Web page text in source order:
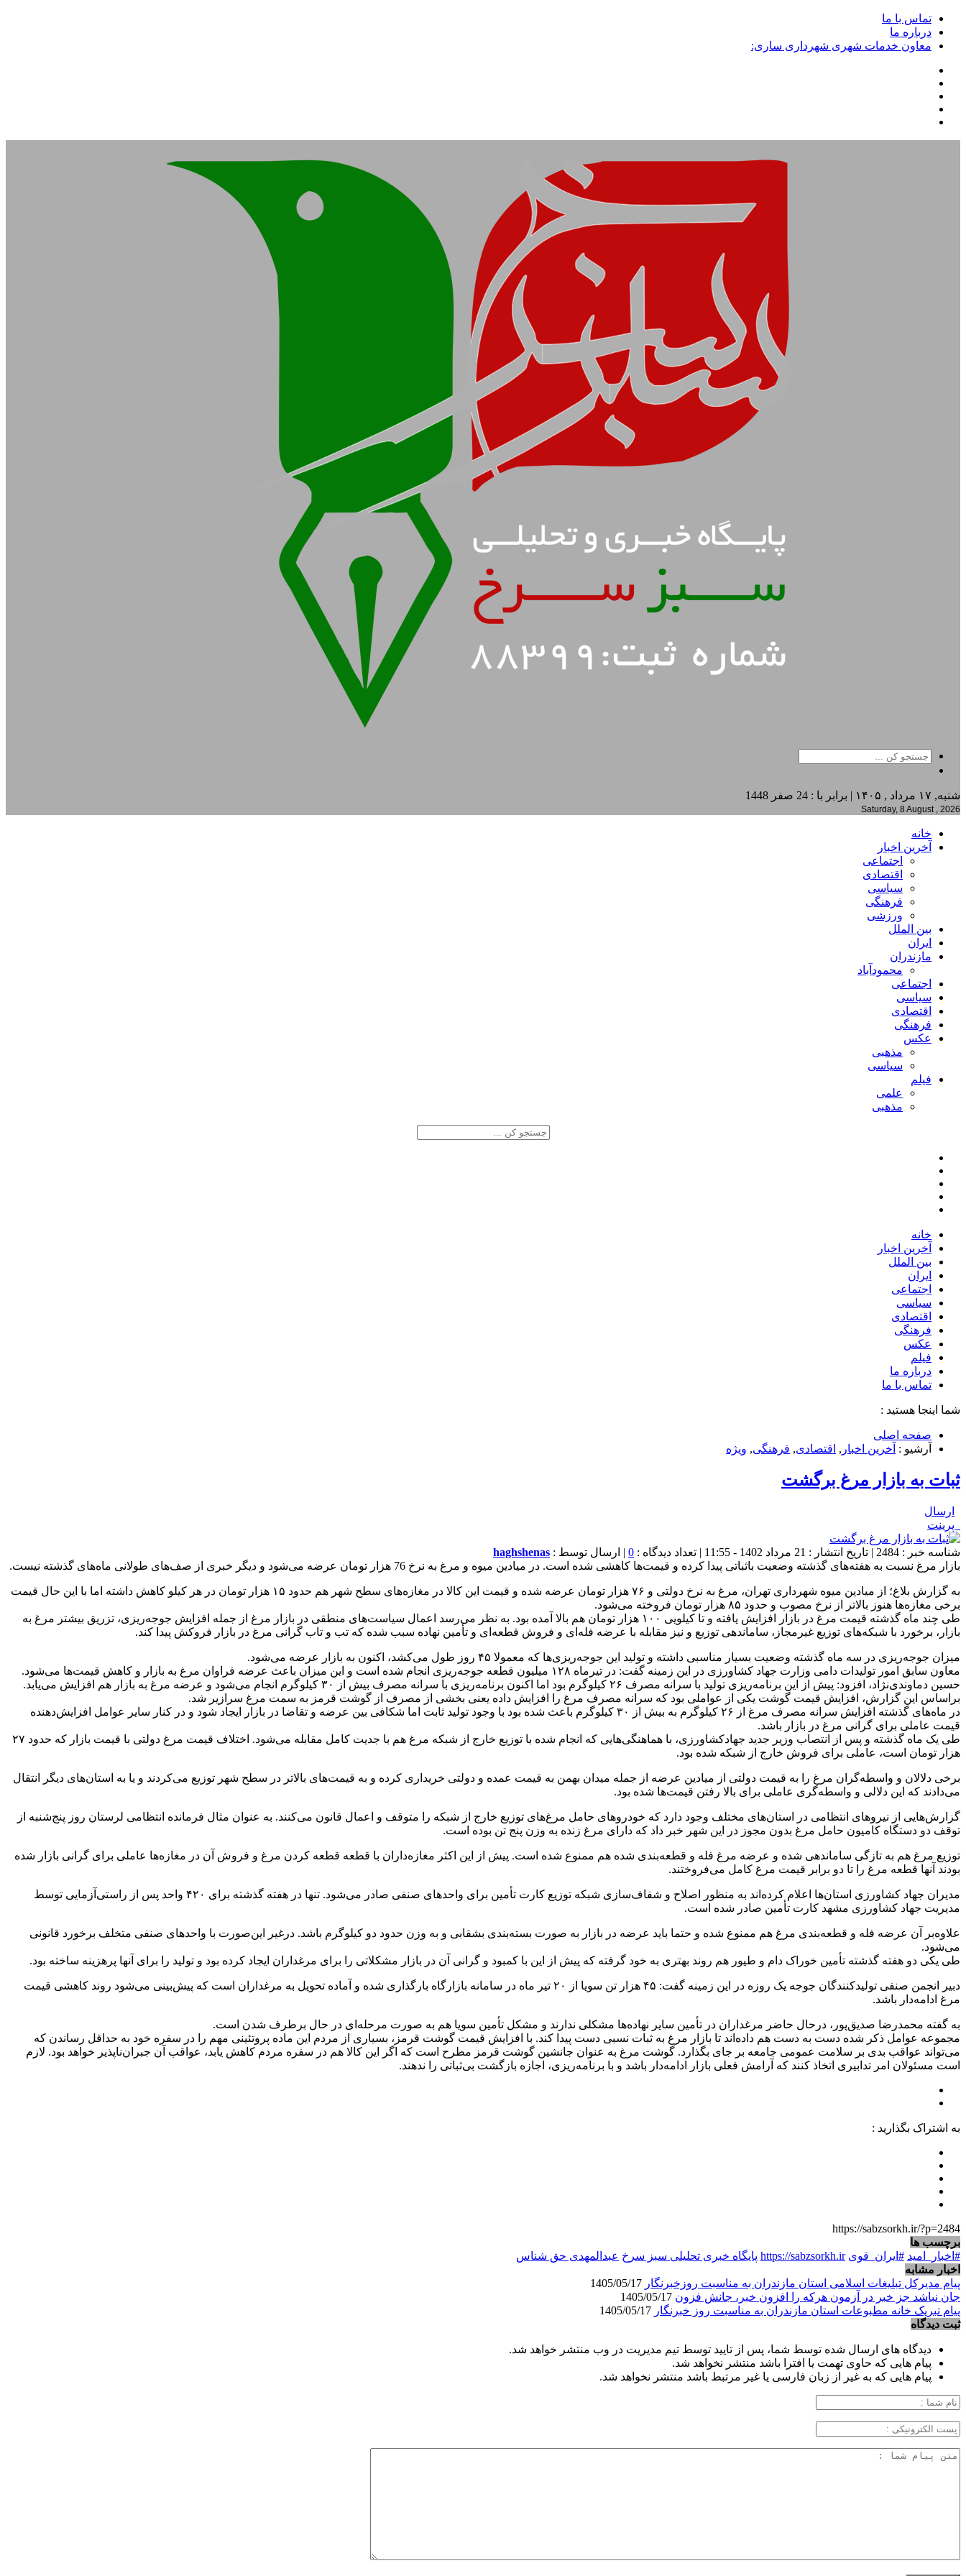
تماس با ما
درباره ما
معاون خدمات شهری شهرداری ساری:
شنبه, ۱۷ مرداد , ۱۴۰۵ | برابر با : 24 صفر 1448
Saturday, 8 August , 2026
خانه
آخرین اخبار
اجتماعی
اقتصادی
سیاسی
فرهنگی
ورزشی
بین الملل
ایران
مازندران
محمودآباد
اجتماعی
سیاسی
اقتصادی
فرهنگی
عکس
مذهبی
سیاسی
فیلم
علمی
مذهبی
خانه
آخرین اخبار
بین الملل
ایران
اجتماعی
سیاسی
اقتصادی
فرهنگی
عکس
فیلم
درباره ما
تماس با ما
شما اینجا هستید :
صفحه اصلی
آرشیو : آخرین اخبار , اقتصادی, فرهنگی, ویژه
ثبات به بازار مرغ برگشت
ارسال
پرینت
شناسه خبر : 2484 | تاریخ انتشار : 21 مرداد 1402 - 11:55 | تعداد دیدگاه : 0 | ارسال توسط : haghshenas
بازار مرغ نسبت به هفته‌های گذشته وضعیت باثباتی پیدا کرده و قیمت‌ها کاهشی شده است. در میادین میوه و مرغ به نرخ 76 هزار تومان عرضه می‌شود و دیگر خبری از صف‌های طولانی ماه‌های گذشته نیست.
به گزارش بلاغ؛ از میادین میوه شهرداری تهران، مرغ به نرخ دولتی و ۷۶ هزار تومان عرضه شده و قیمت این کالا در مغازه‌های سطح شهر هم حدود ۱۵ هزار تومان در هر کیلو کاهش داشته اما با این حال قیمت
برخی مغازه‌ها هنوز بالاتر از نرخ مصوب و حدود ۸۵ هزار تومان فروخته می‌شود.
طی چند ماه گذشته قیمت مرغ در بازار افزایش یافته و تا کیلویی ۱۰۰ هزار تومان هم بالا آمده بود. به نظر می‌رسد اعمال سیاست‌های منطقی در بازار مرغ از جمله افزایش جوجه‌ریزی، تزریق بیشتر مرغ به
بازار، برخورد با شبکه‌های توزیع غیرمجاز، ساماندهی توزیع و نیز مقابله با عرضه فله‌ای و فروش قطعه‌ای و تأمین نهاده سبب شده که تب و تاب گرانی مرغ در بازار فروکش پیدا کند.
میزان جوجه‌ریزی در سه ماه گذشته وضعیت بسیار مناسبی داشته و تولید این جوجه‌ریزی‌ها که معمولا ۴۵ روز طول می‌کشد، اکنون به بازار عرضه می‌شود.
معاون سابق امور تولیدات دامی وزارت جهاد کشاورزی در این زمینه گفت: در تیرماه ۱۲۸ میلیون قطعه جوجه‌ریزی انجام شده است و این میزان باعث عرضه فراوان مرغ به بازار و کاهش قیمت‌ها می‌شود.
حسین دماوندی‌نژاد، افزود: پیش از این برنامه‌ریزی تولید با سرانه مصرف ۲۶ کیلوگرم بود اما اکنون برنامه‌ریزی با سرانه مصرف بیش از ۳۰ کیلوگرم انجام می‌شود و عرضه مرغ به بازار هم افزایش می‌یابد.
براساس این گزارش، افزایش قیمت گوشت یکی از عواملی بود که سرانه مصرف مرغ را افزایش داده یعنی بخشی از مصرف از گوشت قرمز به سمت مرغ سرازیر شد.
در ماه‌های گذشته افزایش سرانه مصرف مرغ از ۲۶ کیلوگرم به بیش از ۳۰ کیلوگرم باعث شده بود با وجود تولید ثابت اما شکافی بین عرضه و تقاضا در بازار ایجاد شود و در کنار سایر عوامل افزایش‌دهنده
قیمت عاملی برای گرانی مرغ در بازار باشد.
طی یک ماه گذشته و پس از انتصاب وزیر جدید جهاد‌کشاورزی، با هماهنگی‌هایی که انجام شده با توزیع خارج از شبکه مرغ هم با جدیت کامل مقابله می‌شود. اختلاف قیمت مرغ دولتی با قیمت بازار که حدود ۲۷
هزار تومان است، عاملی برای فروش خارج از شبکه شده بود.
برخی دلالان و واسطه‌گران مرغ را به قیمت دولتی از میادین عرضه از جمله میدان بهمن به قیمت عمده و دولتی خریداری کرده و به قیمت‌های بالاتر در سطح شهر توزیع می‌کردند و یا به استان‌های دیگر انتقال
می‌دادند که این دلالی و واسطه‌گری عاملی برای بالا رفتن قیمت‌ها شده بود.
گزارش‌هایی از نیروهای انتظامی در استان‌های مختلف وجود دارد که خودروهای حامل مرغ‌های توزیع خارج از شبکه را متوقف و اعمال قانون می‌کنند. به عنوان مثال فرمانده انتظامی لرستان روز پنج‌شنبه از
توقف دو دستگاه کامیون حامل مرغ بدون مجوز در این شهر خبر داد که دارای مرغ زنده به وزن پنج تن بوده است.
توزیع مرغ هم به تازگی ساماندهی شده و عرضه مرغ فله و قطعه‌بندی شده هم ممنوع شده است. پیش از این اکثر مغازه‌داران با قطعه قطعه کردن مرغ و فروش آن در مغازه‌ها عاملی برای گرانی بازار شده
بودند آنها قطعه مرغ را تا دو برابر قیمت مرغ کامل می‌فروختند.
مدیران جهاد کشاورزی استان‌ها اعلام کرده‌اند به منظور اصلاح و شفاف‌‌سازی شبکه توزیع کارت تأمین برای واحدهای صنفی صادر می‌شود. تنها در هفته گذشته برای ۴۲۰ واحد پس از راستی‌آزمایی توسط
مدیریت جهاد کشاورزی مشهد کارت تأمین صادر شده است.
علاوه‌بر آن عرضه فله و قطعه‌بندی مرغ هم ممنوع شده و حتما باید عرضه در بازار به صورت بسته‌بندی بشقابی و به وزن حدود دو کیلوگرم باشد. درغیر این‌صورت با واحدهای صنفی متخلف برخورد قانونی
می‌شود.
طی یکی دو هفته گذشته تأمین خوراک دام و طیور هم روند بهتری به خود گرفته که پیش از این با کمبود و گرانی آن در بازار مشکلاتی را برای مرغداران ایجاد کرده بود و تولید را برای آنها پر‌هزینه ساخته بود.
دبیر انجمن صنفی تولیدکنندگان جوجه یک روزه در این زمینه گفت: ۴۵ هزار تن سویا از ۲۰ تیر ماه در سامانه بازارگاه بارگذاری شده و آماده تحویل به مرغداران است که پیش‌بینی می‌شود روند کاهشی قیمت
مرغ ادامه‌دار باشد.
به گفته محمدرضا صدیق‌پور، درحال حاضر مرغداران در تأمین سایر نهاده‌ها مشکلی ندارند و مشکل تأمین سویا هم به صورت مرحله‌ای در حال برطرف شدن است.
مجموعه عوامل ذکر شده دست به دست هم داده‌اند تا بازار مرغ به ثبات نسبی دست پیدا کند. با افزایش قیمت گوشت قرمز، بسیاری از مردم این ماده پروتئینی مهم را در سفره خود به حداقل رساندن که
می‌تواند عواقب بدی بر سلامت عمومی جامعه بر جای بگذارد. گوشت مرغ به عنوان جانشین گوشت قرمز مطرح است که اگر این کالا هم در سفره مردم کاهش یابد، عواقب آن جبران‌ناپذیر خواهد بود. لازم
است مسئولان امر تدابیری اتخاذ کنند که آرامش فعلی بازار ادامه‌دار باشد و با برنامه‌‌ریزی، اجازه بازگشت بی‌ثباتی را ندهند.
به اشتراک بگذارید :
https://sabzsorkh.ir/?p=2484
برچسب ها
#اخبار_امید #ایران_قوی https://sabzsorkh.ir پایگاه خبری تحلیلی سبز سرخ عبدالمهدی حق شناس
اخبار مشابه
پیام مدیرکل تبلیغات اسلامی استان مازندران به مناسبت روزخبرنگار
جان نباشد جز خبر در آزمون هرکه را افزون خبر، جانش فزون
پیام تبریک خانه مطبوعات استان مازندران به مناسبت روز خبرنگار
ثبت دیدگاه
دیدگاه های ارسال شده توسط شما، پس از تایید توسط تیم مدیریت در وب منتشر خواهد شد.
پیام هایی که حاوی تهمت یا افترا باشد منتشر نخواهد شد.
پیام هایی که به غیر از زبان فارسی یا غیر مرتبط باشد منتشر نخواهد شد.